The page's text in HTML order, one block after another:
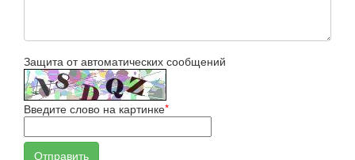
Защита от автоматических сообщений
Введите слово на картинке*